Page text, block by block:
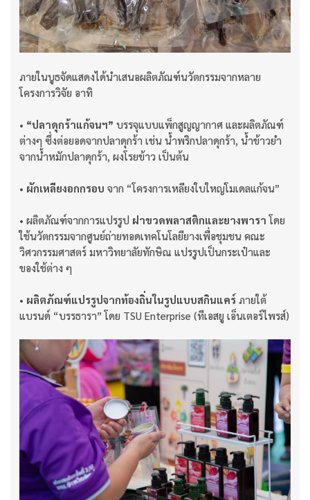
ภายในบูธจัดแสดงได้นำเสนอผลิตภัณฑ์นวัตกรรมจากหลาย
โครงการวิจัย อาทิ
• “ปลาดุกร้าแก้จนฯ” บรรจุแบบแพ็กสูญญากาศ และผลิตภัณฑ์
ต่างๆ ซึ่งต่อยอดจากปลาดุกร้า เช่น น้ำพริกปลาดุกร้า, น้ำข้าวยำ
จากน้ำหมักปลาดุกร้า, ผงโรยข้าว เป็นต้น
• ผักเหลียงอกกรอบ จาก “โครงการเหลียงใบใหญ่โมเดลแก้จน”
• ผลิตภัณฑ์จากการแปรรูป ฝาขวดพลาสติกและยางพารา โดย
ใช้นวัตกรรมจากศูนย์ถ่ายทอดเทคโนโลยียางเพื่อชุมชน คณะ
วิศวกรรมศาสตร์ มหาวิทยาลัยทักษิณ แปรรูปเป็นกระเป๋าและ
ของใช้ต่าง ๆ
• ผลิตภัณฑ์แปรรูปจากท้องถิ่นในรูปแบบสกินแคร์ ภายใต้
แบรนด์ “บรรธารา” โดย TSU Enterprise (ทีเอสยู เอ็นเตอร์ไพรส์)